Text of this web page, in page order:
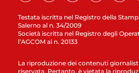
Testata iscritta nel Registro della
Salerno al n. 34/2009
Società iscritta nel Registro degli
l’AGCOM al n. 20133
La riproduzione dei contenuti
riservata. Pertanto, è vietata la